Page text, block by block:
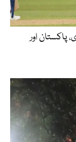
شیڈول جاری، پاکستان اور